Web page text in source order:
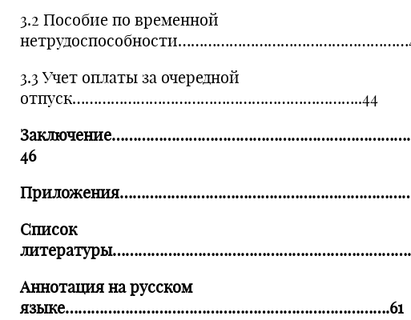
3.2 Пособие по временной
3.3 Учет оплаты за очередной
отпуск…………………………………………………………..44
46
Список
Аннотация на русском
языке………………………………………………………………….61